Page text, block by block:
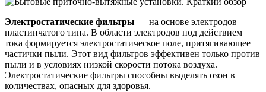
Электростатические фильтры — на основе электродов
пластинчатого типа. В области электродов под действием
тока формируется электростатическое поле, притягивающее
частички пыли. Этот вид фильтров эффективен только против
пыли и в условиях низкой скорости потока воздуха.
Электростатические фильтры способны выделять озон в
количествах, опасных для здоровья.